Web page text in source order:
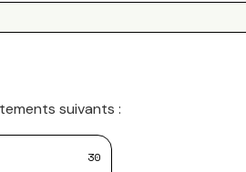
suivants :
30